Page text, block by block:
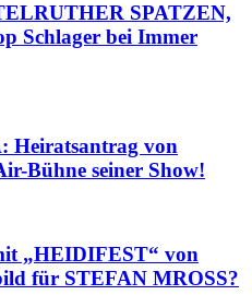
SPATZEN,
Schlager bei Immer
von
Bühne seiner Show!
„HEIDIFEST“ von
für STEFAN MROSS?